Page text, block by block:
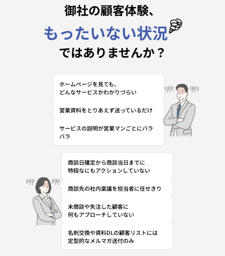
御社の顧客体験、
もったいない状況
ではありませんか？
ホームページを見ても、
どんなサービスかわかりづらい
営業資料をとりあえず送っているだけ
サービスの説明が営業マンごとにバラ
バラ
商談日確定から商談当日までに
特段なにもアクションしていない
商談先の社内稟議を担当者に任せきり
未商談や失注した顧客に
何もアプローチしていない
名刺交換や資料DLの顧客リストには
定型的なメルマガ送付のみ